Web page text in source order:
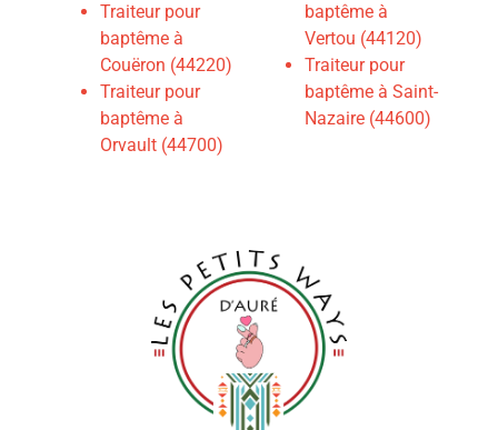
Traiteur pour
baptême à
Couëron (44220)
Traiteur pour
baptême à
Orvault (44700)
baptême à
Vertou (44120)
Traiteur pour
baptême à Saint-
Nazaire (44600)